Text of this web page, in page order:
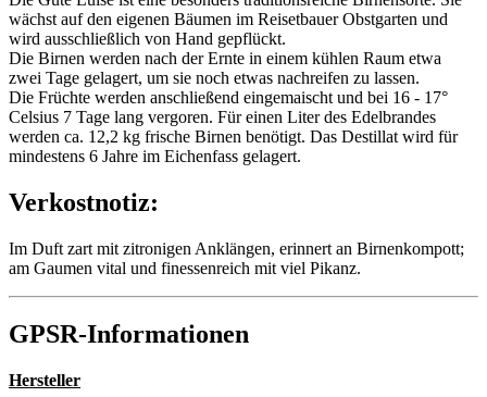
wächst auf den eigenen Bäumen im Reisetbauer Obstgarten und
wird ausschließlich von Hand gepflückt.
Die Birnen werden nach der Ernte in einem kühlen Raum etwa
zwei Tage gelagert, um sie noch etwas nachreifen zu lassen.
Die Früchte werden anschließend eingemaischt und bei 16 - 17°
Celsius 7 Tage lang vergoren. Für einen Liter des Edelbrandes
werden ca. 12,2 kg frische Birnen benötigt. Das Destillat wird für
mindestens 6 Jahre im Eichenfass gelagert.
Verkostnotiz:
Im Duft zart mit zitronigen Anklängen, erinnert an Birnenkompott;
am Gaumen vital und finessenreich mit viel Pikanz.
GPSR-Informationen
Hersteller